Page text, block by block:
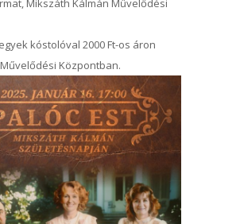
Mikszáth Kálmán Művelődési
kóstolóval 2000 Ft-os áron
Központban.